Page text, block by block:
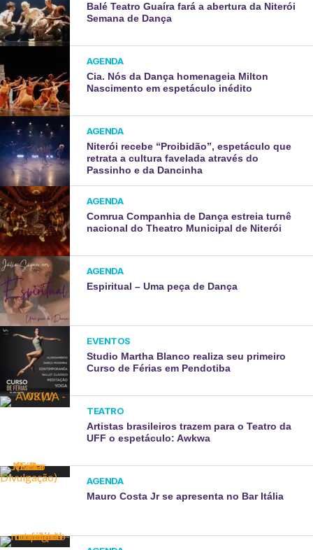
Balé Teatro Guaíra fará a abertura da Niterói
Semana de Dança
AGENDA
Cia. Nós da Dança homenageia Milton
Nascimento em espetáculo inédito
AGENDA
Niterói recebe “Proibidão”, espetáculo que
retrata a cultura favelada através do
Passinho e da Dancinha
AGENDA
Comrua Companhia de Dança estreia turnê
nacional do Theatro Municipal de Niterói
AGENDA
Espiritual – Uma peça de Dança
EVENTOS
Studio Martha Blanco realiza seu primeiro
Curso de Férias em Pendotiba
TEATRO
Artistas brasileiros trazem para o Teatro da
UFF o espetáculo: Awkwa
AGENDA
Mauro Costa Jr se apresenta no Bar Itália